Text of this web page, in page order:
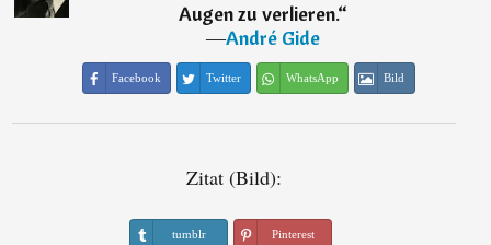
Augen zu verlieren.“
―André Gide
Facebook Twitter WhatsApp Bild
Zitat (Bild):
tumblr Pinterest